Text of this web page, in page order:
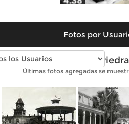
Fotos por
Fotos antiguas de
Últimas fotos agregadas se